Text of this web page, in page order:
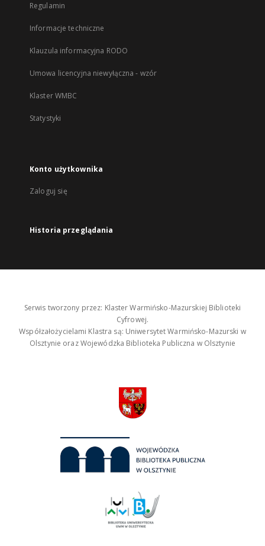
Regulamin
Informacje techniczne
Klauzula informacyjna RODO
Umowa licencyjna niewyłączna - wzór
Klaster WMBC
Statystyki
Konto użytkownika
Zaloguj się
Historia przeglądania
Serwis tworzony przez: Klaster Warmińsko-Mazurskiej Biblioteki
Cyfrowej.
Współzałożycielami Klastra są: Uniwersytet Warmińsko-Mazurski w
Olsztynie oraz Wojewódzka Biblioteka Publiczna w Olsztynie